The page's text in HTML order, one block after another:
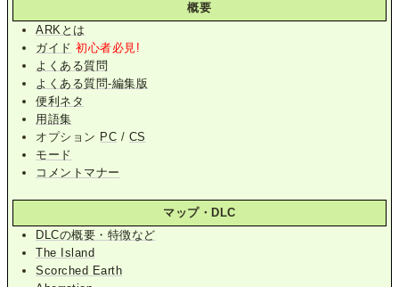
概要
ARKとは
ガイド 初心者必見!
よくある質問
よくある質問-編集版
便利ネタ
用語集
オプション PC / CS
モード
コメントマナー
マップ・DLC
DLCの概要・特徴など
The Island
Scorched Earth